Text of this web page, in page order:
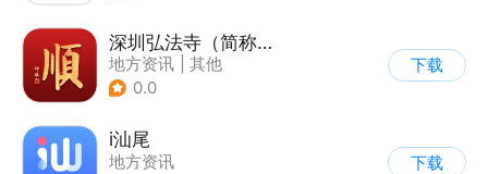
深圳弘法寺（简称：福顺弘法）
地方资讯
其他
0.0
下载
i汕尾
地方资讯
下载